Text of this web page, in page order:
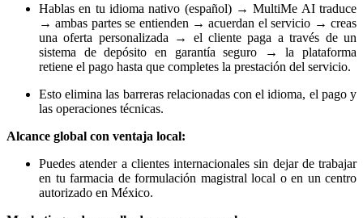
Hablas en tu idioma nativo (español) → MultiMe AI traduce
→ ambas partes se entienden → acuerdan el servicio → creas
una oferta personalizada → el cliente paga a través de un
sistema de depósito en garantía seguro → la plataforma
retiene el pago hasta que completes la prestación del servicio.
Esto elimina las barreras relacionadas con el idioma, el pago y
las operaciones técnicas.
Alcance global con ventaja local:
Puedes atender a clientes internacionales sin dejar de trabajar
en tu farmacia de formulación magistral local o en un centro
autorizado en México.